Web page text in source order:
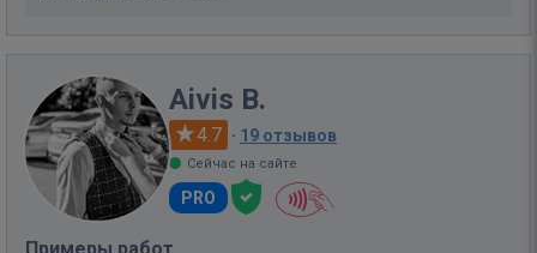
Aivis B.
4.7 · 19 отзывов
Сейчас на сайте
PRO